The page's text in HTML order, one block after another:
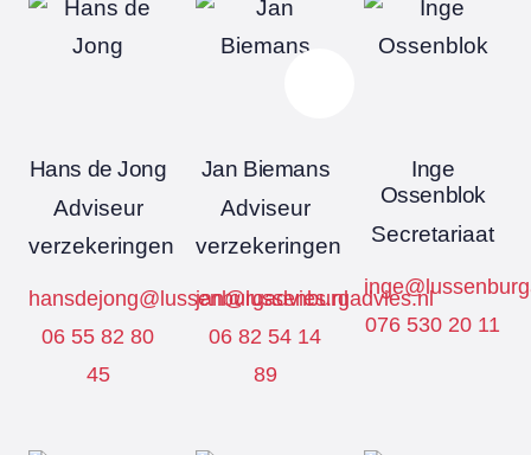
Hans de Jong
Adviseur
verzekeringen
hansdejong@lussenburgadvies.nl
06 55 82 80
45
Jan Biemans
Adviseur
verzekeringen
jan@lussenburgadvies.nl
06 82 54 14
89
Inge
Ossenblok
Secretariaat
076 530 20 11